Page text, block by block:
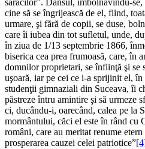
săracilor”. Dânsul, îmbolnăvindu-
cine să se îngrijească de el, fiind,
urmare, şi fără de copii, se duse,
care îi iubea din tot sufletul, unde,
în ziua de 1/13 septembrie 1866,
biserica cea prea frumoasă, care, în
domnilor proprietari, se înfiinţă şi se
uşoară, iar pe cei ce i-a sprijinit el,
studenţii gimnaziali din Suceava, îi
păstreze întru amintire şi să urmeze
ci, ducându-i, oarecând, calea pe la
mormântului, căci el este în rând cu
români, care au meritat renume
prosperarea cauzei celei patriotice”